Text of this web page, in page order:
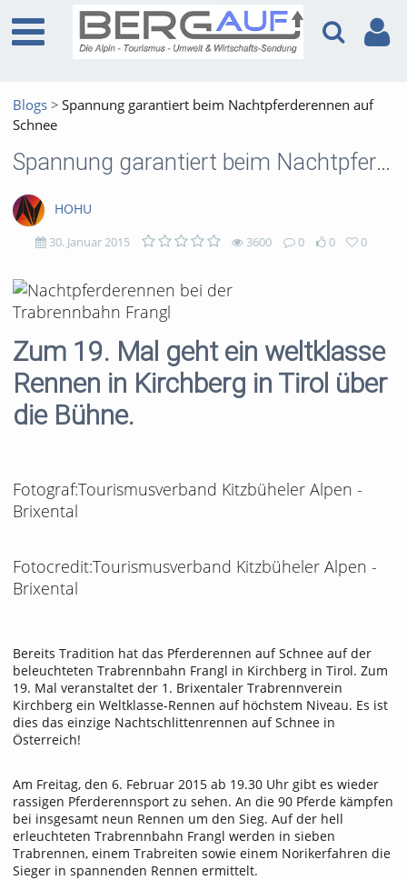
Blogs
Spannung garantiert beim Nachtpferderennen auf
Schnee
Spannung garantiert beim Nachtpferderennen auf Schnee
HOHU
30. Januar 2015 3600
3600
views
0
Kommentare
0
likes
0
favorites
Zum 19. Mal geht ein weltklasse
Rennen in Kirchberg in Tirol über
die Bühne.
Fotograf:Tourismusverband Kitzbüheler Alpen -
Brixental
Fotocredit:Tourismusverband Kitzbüheler Alpen -
Brixental
Bereits Tradition hat das Pferderennen auf Schnee auf der
beleuchteten Trabrennbahn Frangl in Kirchberg in Tirol. Zum
19. Mal veranstaltet der 1. Brixentaler Trabrennverein
Kirchberg ein Weltklasse-Rennen auf höchstem Niveau. Es ist
dies das einzige Nachtschlittenrennen auf Schnee in
Österreich!
Am Freitag, den 6. Februar 2015 ab 19.30 Uhr gibt es wieder
rassigen Pferderennsport zu sehen. An die 90 Pferde kämpfen
bei insgesamt neun Rennen um den Sieg. Auf der hell
erleuchteten Trabrennbahn Frangl werden in sieben
Trabrennen, einem Trabreiten sowie einem Norikerfahren die
Sieger in spannenden Rennen ermittelt.